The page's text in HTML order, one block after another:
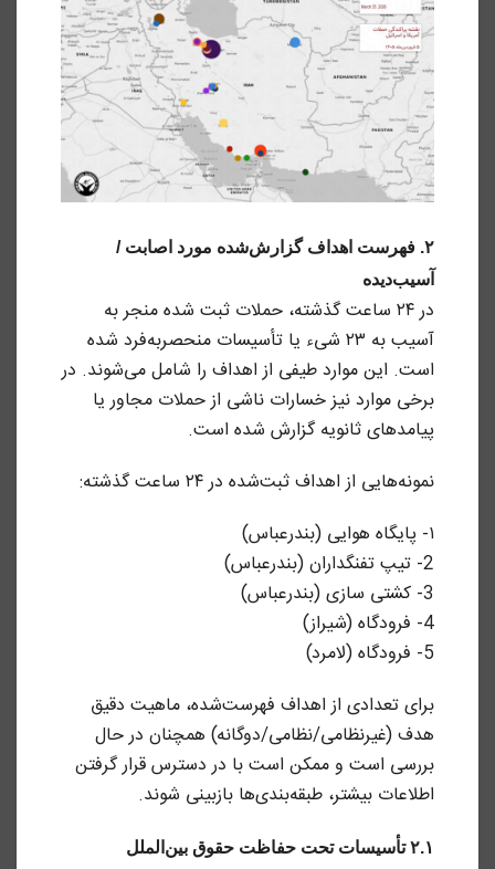
۲. فهرست اهداف گزارش‌شده مورد اصابت /
آسیب‌دیده
در ۲۴ ساعت گذشته، حملات ثبت شده منجر به
آسیب به ۲۳ شیء یا تأسیسات منحصربه‌فرد شده
است. این موارد طیفی از اهداف را شامل می‌شوند. در
برخی موارد نیز خسارات ناشی از حملات مجاور یا
پیامدهای ثانویه گزارش شده است.
نمونه‌هایی از اهداف ثبت‌شده در ۲۴ ساعت گذشته:
۱- پایگاه هوایی (بندرعباس)
2- تیپ تفنگداران (بندرعباس)
3- کشتی سازی (بندرعباس)
4- فرودگاه (شیراز)
5- فرودگاه (لامرد)
برای تعدادی از اهداف فهرست‌شده، ماهیت دقیق
هدف (غیرنظامی/نظامی/دوگانه) همچنان در حال
بررسی است و ممکن است با در دسترس قرار گرفتن
اطلاعات بیشتر، طبقه‌بندی‌ها بازبینی شوند.
۲.۱ تأسیسات تحت حفاظت حقوق بین‌الملل